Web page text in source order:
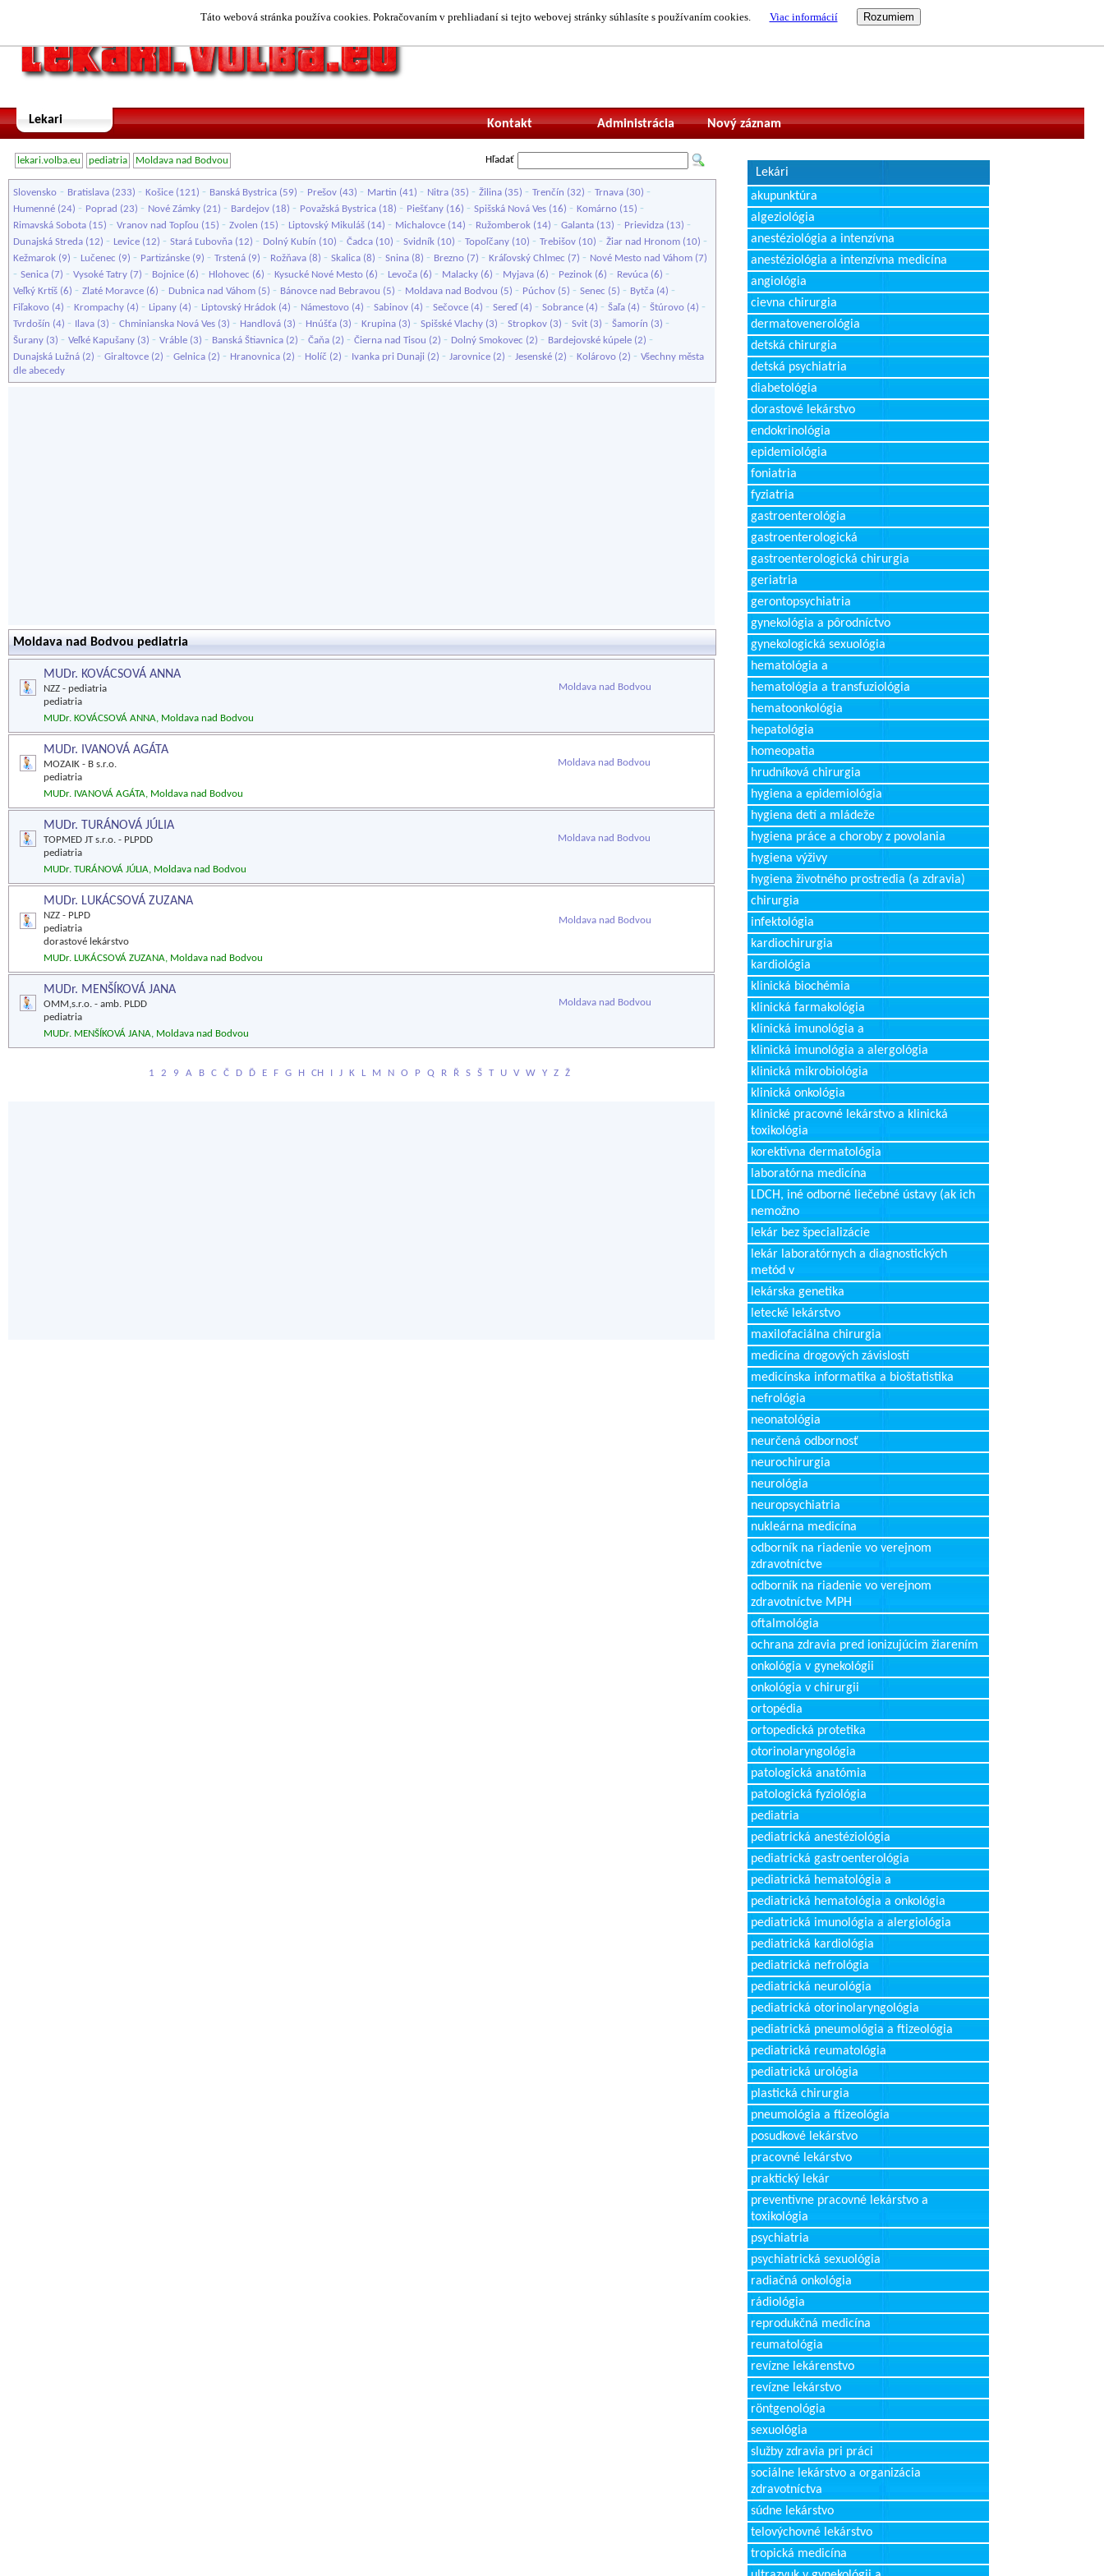
Táto webová stránka používa cookies. Pokračovaním v prehliadaní si tejto webovej stránky súhlasíte s používaním cookies. Viac informácií
Lekari Nový záznam
Administrácia
Kontakt
lekari.volba.eu pediatria Moldava nad Bodvou Hľadať
Slovensko - Bratislava (233) - Košice (121) - Banská Bystrica (59) - Prešov (43) - Martin (41) - Nitra (35) - Žilina (35) - Trenčín (32) - Trnava (30) -
Humenné (24) - Poprad (23) - Nové Zámky (21) - Bardejov (18) - Považská Bystrica (18) - Piešťany (16) - Spišská Nová Ves (16) - Komárno (15) -
Rimavská Sobota (15) - Vranov nad Topľou (15) - Zvolen (15) - Liptovský Mikuláš (14) - Michalovce (14) - Ružomberok (14) - Galanta (13) - Prievidza (13) -
Dunajská Streda (12) - Levice (12) - Stará Ľubovňa (12) - Dolný Kubín (10) - Čadca (10) - Svidník (10) - Topoľčany (10) - Trebišov (10) - Žiar nad Hronom (10) -
Kežmarok (9) - Lučenec (9) - Partizánske (9) - Trstená (9) - Rožňava (8) - Skalica (8) - Snina (8) - Brezno (7) - Kráľovský Chlmec (7) - Nové Mesto nad Váhom (7)
- Senica (7) - Vysoké Tatry (7) - Bojnice (6) - Hlohovec (6) - Kysucké Nové Mesto (6) - Levoča (6) - Malacky (6) - Myjava (6) - Pezinok (6) - Revúca (6) -
Veľký Krtíš (6) - Zlaté Moravce (6) - Dubnica nad Váhom (5) - Bánovce nad Bebravou (5) - Moldava nad Bodvou (5) - Púchov (5) - Senec (5) - Bytča (4) -
Fiľakovo (4) - Krompachy (4) - Lipany (4) - Liptovský Hrádok (4) - Námestovo (4) - Sabinov (4) - Sečovce (4) - Sereď(4) - Sobrance (4) - Šaľa (4) - Štúrovo (4) -
Tvrdošín (4) - Ilava (3) - Chminianska Nová Ves (3) - Handlová (3) - Hnúšťa (3) - Krupina (3) - Spišské Vlachy (3) - Stropkov (3) - Svit (3) - Šamorín (3) -
Šurany (3) - Veľké Kapušany (3) - Vráble (3) - Banská Štiavnica (2) - Čaňa (2) - Čierna nad Tisou (2) - Dolný Smokovec (2) - Bardejovské kúpele (2) -
Dunajská Lužná (2) - Giraltovce (2) - Gelnica (2) - Hranovnica (2) - Holíč (2) - Ivanka pri Dunaji (2) - Jarovnice (2) - Jesenské (2) - Kolárovo (2) - Všechny města
dle abecedy
Moldava nad Bodvou pediatria
MUDr. KOVÁCSOVÁ ANNA
NZZ - pediatria
pediatria
Moldava nad Bodvou
MUDr. KOVÁCSOVÁ ANNA, Moldava nad Bodvou
MUDr. IVANOVÁ AGÁTA
MOZAIK - B s.r.o.
pediatria
Moldava nad Bodvou
MUDr. IVANOVÁ AGÁTA, Moldava nad Bodvou
MUDr. TURÁNOVÁ JÚLIA
TOPMED JT s.r.o. - PLPDD
pediatria
Moldava nad Bodvou
MUDr. TURÁNOVÁ JÚLIA, Moldava nad Bodvou
MUDr. LUKÁCSOVÁ ZUZANA
NZZ - PLPD
pediatria
dorastové lekárstvo
Moldava nad Bodvou
MUDr. LUKÁCSOVÁ ZUZANA, Moldava nad Bodvou
MUDr. MENŠÍKOVÁ JANA
OMM,s.r.o. - amb. PLDD
pediatria
Moldava nad Bodvou
MUDr. MENŠÍKOVÁ JANA, Moldava nad Bodvou
1 2 9 A B C Č D Ď E F G H CH I J K L M N O P Q R Ř S Š T U V W Y Z Ž
Lekári
akupunktúra
algeziológia
anestéziológia a intenzívna
anestéziológia a intenzívna medicína
angiológia
cievna chirurgia
dermatovenerológia
detská chirurgia
detská psychiatria
diabetológia
dorastové lekárstvo
endokrinológia
epidemiológia
foniatria
fyziatria
gastroenterológia
gastroenterologická
gastroenterologická chirurgia
geriatria
gerontopsychiatria
gynekológia a pôrodníctvo
gynekologická sexuológia
hematológia a
hematológia a transfuziológia
hematoonkológia
hepatológia
homeopatia
hrudníková chirurgia
hygiena a epidemiológia
hygiena detí a mládeže
hygiena práce a choroby z povolania
hygiena výživy
hygiena životného prostredia (a zdravia)
chirurgia
infektológia
kardiochirurgia
kardiológia
klinická biochémia
klinická farmakológia
klinická imunológia a
klinická imunológia a alergológia
klinická mikrobiológia
klinická onkológia
klinické pracovné lekárstvo a klinická
toxikológia
korektívna dermatológia
laboratórna medicína
LDCH, iné odborné liečebné ústavy (ak ich
nemožno
lekár bez špecializácie
lekár laboratórnych a diagnostických
metód v
lekárska genetika
letecké lekárstvo
maxilofaciálna chirurgia
medicína drogových závislostí
medicínska informatika a bioštatistika
nefrológia
neonatológia
neurčená odbornosť
neurochirurgia
neurológia
neuropsychiatria
nukleárna medicína
odborník na riadenie vo verejnom
zdravotníctve
odborník na riadenie vo verejnom
zdravotníctve MPH
oftalmológia
ochrana zdravia pred ionizujúcim žiarením
onkológia v gynekológii
onkológia v chirurgii
ortopédia
ortopedická protetika
otorinolaryngológia
patologická anatómia
patologická fyziológia
pediatria
pediatrická anestéziológia
pediatrická gastroenterológia
pediatrická hematológia a
pediatrická hematológia a onkológia
pediatrická imunológia a alergiológia
pediatrická kardiológia
pediatrická nefrológia
pediatrická neurológia
pediatrická otorinolaryngológia
pediatrická pneumológia a ftizeológia
pediatrická reumatológia
pediatrická urológia
plastická chirurgia
pneumológia a ftizeológia
posudkové lekárstvo
pracovné lekárstvo
praktický lekár
preventívne pracovné lekárstvo a
toxikológia
psychiatria
psychiatrická sexuológia
radiačná onkológia
rádiológia
reprodukčná medicína
reumatológia
revízne lekárenstvo
revízne lekárstvo
röntgenológia
sexuológia
služby zdravia pri práci
sociálne lekárstvo a organizácia
zdravotníctva
súdne lekárstvo
telovýchovné lekárstvo
tropická medicína